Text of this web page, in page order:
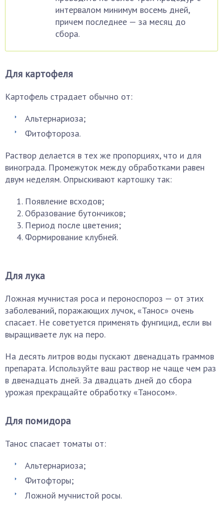
интервалом минимум восемь дней,
причем последнее — за месяц до
сбора.
Для картофеля
Картофель страдает обычно от:
Альтернариоза;
Фитофтороза.
Раствор делается в тех же пропорциях, что и для
винограда. Промежуток между обработками равен
двум неделям. Опрыскивают картошку так:
Появление всходов;
Образование бутончиков;
Период после цветения;
Формирование клубней.
Для лука
Ложная мучнистая роса и пероноспороз — от этих
заболеваний, поражающих лучок, «Танос» очень
спасает. Не советуется применять фунгицид, если вы
выращиваете лук на перо.
На десять литров воды пускают двенадцать граммов
препарата. Используйте ваш раствор не чаще чем раз
в двенадцать дней. За двадцать дней до сбора
урожая прекращайте обработку «Таносом».
Для помидора
Танос спасает томаты от:
Альтернариоза;
Фитофторы;
Ложной мучнистой росы.